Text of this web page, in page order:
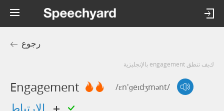
رجوع
كيف تنطق engagement بالإنجليزية
Engagement /ɛn'ɡeɪdʒmənt/